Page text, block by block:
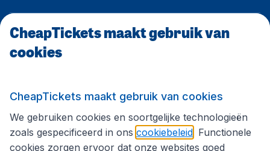
CheapTickets.be
Volg CheapTickets.be
CheapTickets maakt gebruik van
cookies
CheapTickets maakt gebruik van cookies
We gebruiken cookies en soortgelijke technologieën
zoals gespecificeerd in ons cookiebeleid . Functionele
cookies zorgen ervoor dat onze websites goed